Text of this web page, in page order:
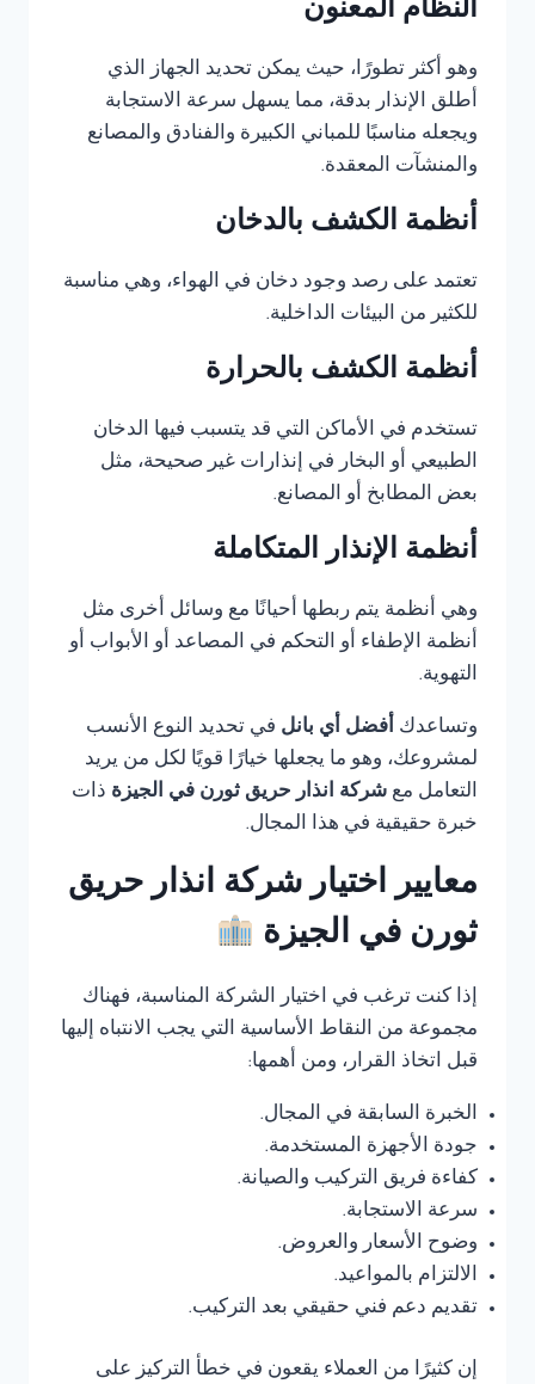
النظام المعنون
وهو أكثر تطورًا، حيث يمكن تحديد الجهاز الذي
أطلق الإنذار بدقة، مما يسهل سرعة الاستجابة
ويجعله مناسبًا للمباني الكبيرة والفنادق والمصانع
والمنشآت المعقدة.
أنظمة الكشف بالدخان
تعتمد على رصد وجود دخان في الهواء، وهي مناسبة
للكثير من البيئات الداخلية.
أنظمة الكشف بالحرارة
تستخدم في الأماكن التي قد يتسبب فيها الدخان
الطبيعي أو البخار في إنذارات غير صحيحة، مثل
بعض المطابخ أو المصانع.
أنظمة الإنذار المتكاملة
وهي أنظمة يتم ربطها أحيانًا مع وسائل أخرى مثل
أنظمة الإطفاء أو التحكم في المصاعد أو الأبواب أو
التهوية.
وتساعدك أفضل أي بانل في تحديد النوع الأنسب
لمشروعك، وهو ما يجعلها خيارًا قويًا لكل من يريد
التعامل مع شركة انذار حريق ثورن في الجيزة ذات
خبرة حقيقية في هذا المجال.
معايير اختيار شركة انذار حريق
ثورن في الجيزة
إذا كنت ترغب في اختيار الشركة المناسبة، فهناك
مجموعة من النقاط الأساسية التي يجب الانتباه إليها
قبل اتخاذ القرار، ومن أهمها:
الخبرة السابقة في المجال.
جودة الأجهزة المستخدمة.
كفاءة فريق التركيب والصيانة.
سرعة الاستجابة.
وضوح الأسعار والعروض.
الالتزام بالمواعيد.
تقديم دعم فني حقيقي بعد التركيب.
إن كثيرًا من العملاء يقعون في خطأ التركيز على